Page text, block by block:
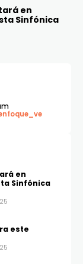
en
Sinfónica
en
Sinfónica
este